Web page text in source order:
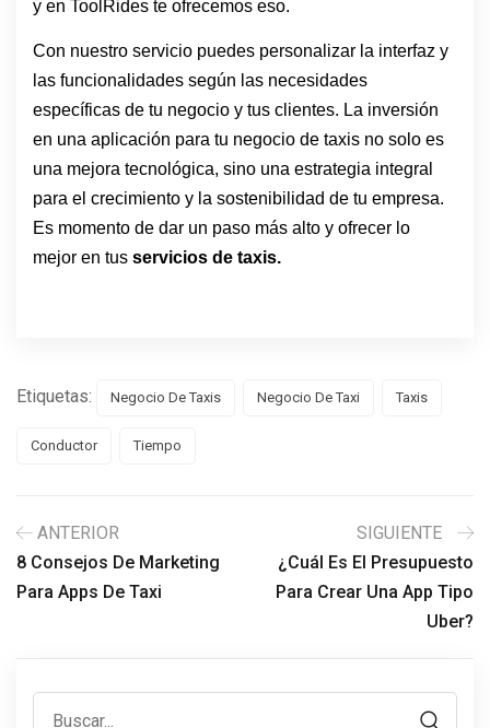
y en ToolRides te ofrecemos eso.
Con nuestro servicio puedes personalizar la interfaz y
las funcionalidades según las necesidades
específicas de tu negocio y tus clientes. La inversión
en una aplicación para tu negocio de taxis no solo es
una mejora tecnológica, sino una estrategia integral
para el crecimiento y la sostenibilidad de tu empresa.
Es momento de dar un paso más alto y ofrecer lo
mejor en tus servicios de taxis.
Etiquetas: Negocio De Taxis Negocio De Taxi Taxis
Conductor Tiempo
ANTERIOR
8 Consejos De Marketing
Para Apps De Taxi
SIGUIENTE
¿Cuál Es El Presupuesto
Para Crear Una App Tipo
Uber?